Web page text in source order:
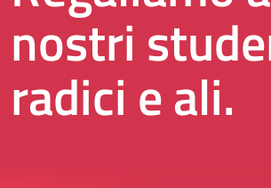
nostri
radici e ali.